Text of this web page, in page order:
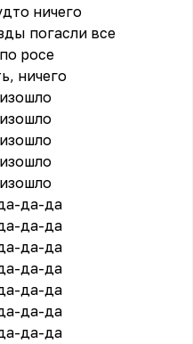
ничего
погасли все
росе
ничего
да-да
да-да
да-да
да-да
да-да
да-да
да-да